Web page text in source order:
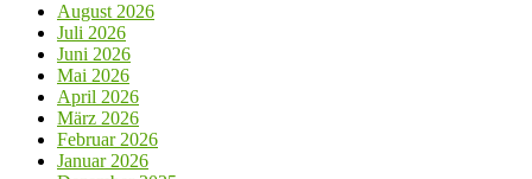
August 2026
Juli 2026
Juni 2026
Mai 2026
April 2026
März 2026
Februar 2026
Januar 2026